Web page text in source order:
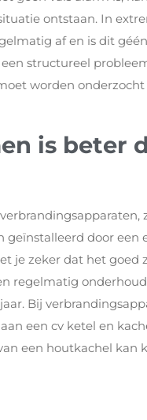
ontstaan. In
af en is dit
structureel
worden onderzocht
is beter
geïnstalleerd door een
je zeker dat het goed
regelmatig
Bij
een cv ketel en
een houtkachel kan